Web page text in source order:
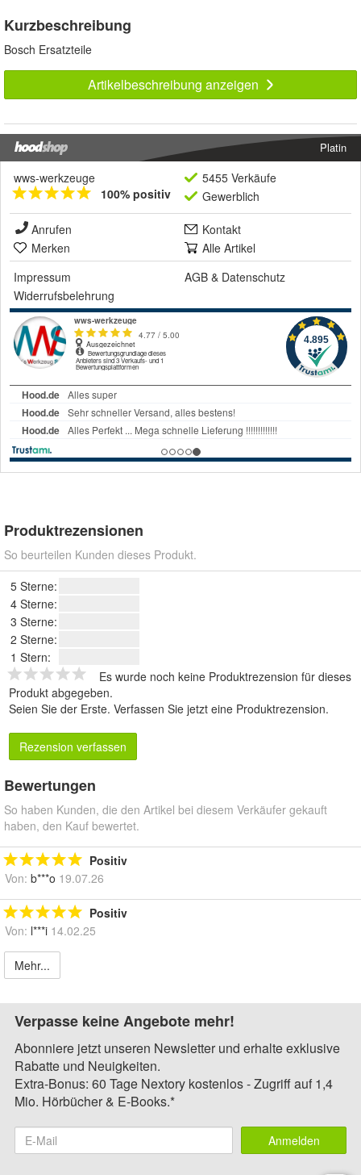
Kurzbeschreibung
Bosch Ersatzteile
Artikelbeschreibung anzeigen
Platin
wws-werkzeuge
100% positiv
5455 Verkäufe
Gewerblich
Anrufen
Kontakt
Merken
Alle Artikel
Impressum
AGB & Datenschutz
Widerrufsbelehrung
Produktrezensionen
So beurteilen Kunden dieses Produkt.
5 Sterne:
4 Sterne:
3 Sterne:
2 Sterne:
1 Stern:
Es wurde noch keine Produktrezension für dieses
Produkt abgegeben.
Seien Sie der Erste. Verfassen Sie jetzt eine Produktrezension.
Rezension verfassen
Bewertungen
So haben Kunden, die den Artikel bei diesem Verkäufer gekauft
haben, den Kauf bewertet.
Positiv
Von: b***o 19.07.26
Positiv
Von: l***i 14.02.25
Mehr...
Verpasse keine Angebote mehr!
Abonniere jetzt unseren Newsletter und erhalte exklusive
Rabatte und Neuigkeiten.
Extra-Bonus: 60 Tage Nextory kostenlos - Zugriff auf 1,4
Mio. Hörbücher & E-Books.*
Anmelden